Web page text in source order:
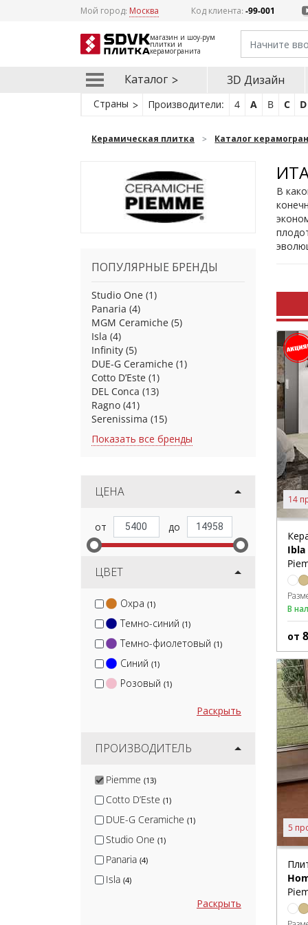
Мой город: Москва Код клиента: -99-001
магазин и шоу-рум
плитки и
керамогранита
Каталог 3D Дизайн
Страны Производители: 4 A B C D
Керамическая плитка Каталог
ПОПУЛЯРНЫЕ БРЕНДЫ
Studio One (1)
Panaria (4)
MGM Ceramiche (5)
Isla (4)
Infinity (5)
DUE-G Ceramiche (1)
Cotto D’Este (1)
DEL Conca (13)
Ragno (41)
Serenissima (15)
Показать все бренды
ЦЕНА
ЦВЕТ
Охра (1)
Темно-синий (1)
Темно-фиолетовый (1)
Синий (1)
Розовый (1)
Раскрыть
ПРОИЗВОДИТЕЛЬ
Piemme (13)
Cotto D’Este (1)
DUE-G Ceramiche (1)
Studio One (1)
Panaria (4)
Isla (4)
Раскрыть
В
14
Ibla
В
от
5